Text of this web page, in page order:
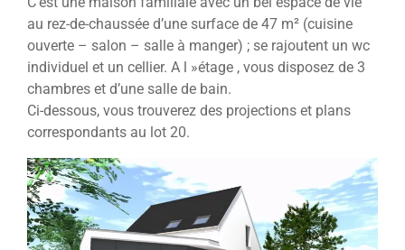
au rez-de-chaussée d’une surface de 47 m² (cuisine
ouverte – salon – salle à manger) ; se rajoutent un wc
individuel et un cellier. A l »étage , vous disposez de 3
chambres et d’une salle de bain.
Ci-dessous, vous trouverez des projections et plans
correspondants au lot 20.